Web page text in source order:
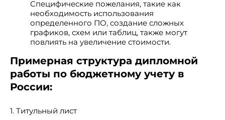
Специфические пожелания, такие как
необходимость использования
определенного ПО, создание сложных
графиков, схем или таблиц, также могут
повлиять на увеличение стоимости.
Примерная структура дипломной
работы по бюджетному учету в
России:
1. Титульный лист